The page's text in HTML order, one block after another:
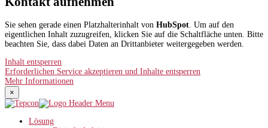
Sie sehen gerade einen Platzhalterinhalt von HubSpot . Um auf den
eigentlichen Inhalt zuzugreifen, klicken Sie auf die Schaltfläche unten. Bitte
beachten Sie, dass dabei Daten an Drittanbieter weitergegeben werden.
Inhalt entsperren
Erforderlichen Service akzeptieren und Inhalte entsperren
Mehr Informationen
×
Lösung